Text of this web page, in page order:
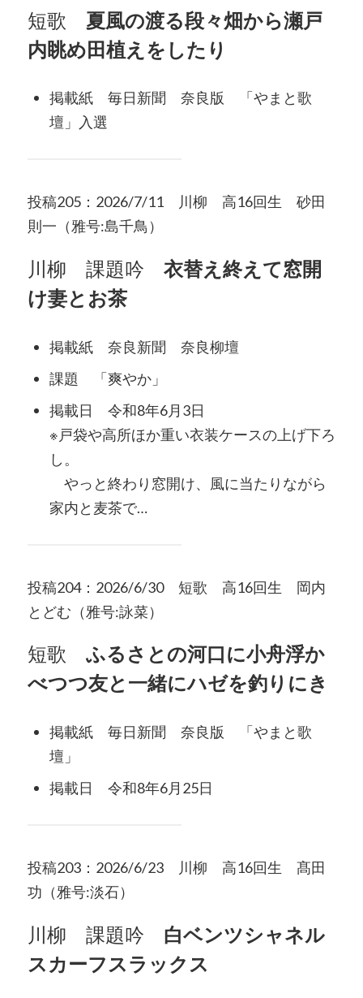
短歌 夏風の渡る段々畑から瀬戸
内眺め田植えをしたり
掲載紙 毎日新聞 奈良版 「やまと歌
壇」入選
投稿205：2026/7/11 川柳 高16回生 砂田
則一（雅号:島千鳥）
川柳 課題吟 衣替え終えて窓開
け妻とお茶
掲載紙 奈良新聞 奈良柳壇
課題 「爽やか」
掲載日 令和8年6月3日
※戸袋や高所ほか重い衣装ケースの上げ下ろ
し。
やっと終わり窓開け、風に当たりながら
家内と麦茶で…
投稿204：2026/6/30 短歌 高16回生 岡内
とどむ（雅号:詠菜）
短歌 ふるさとの河口に小舟浮か
べつつ友と一緒にハゼを釣りにき
掲載紙 毎日新聞 奈良版 「やまと歌
壇」
掲載日 令和8年6月25日
投稿203：2026/6/23 川柳 高16回生 髙田
功（雅号:淡石）
川柳 課題吟 白ベンツシャネル
スカーフスラックス